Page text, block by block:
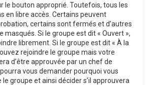
le bouton approprié. Toutefois, tous les
en libre accès. Certains peuvent
certains sont fermés et d’autres
masqués. Si le groupe est dit « Ouvert »,
librement. Si le groupe est dit « À la
rejoindre le groupe mais votre
d’être approuvée par un chef de
vous demander pourquoi vous
groupe et ainsi décider s’il approuvera